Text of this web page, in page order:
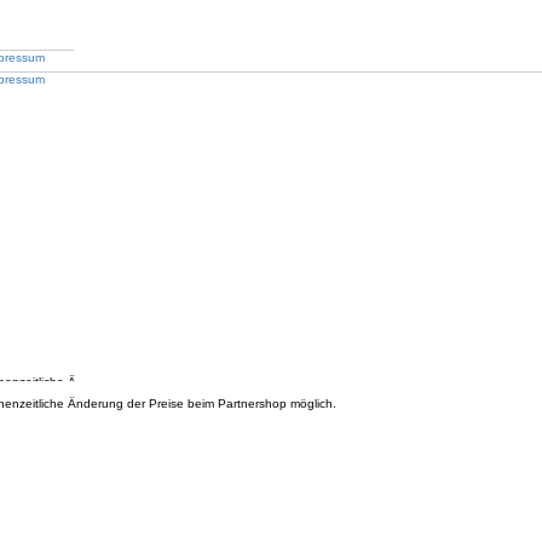
Änderung der Preise beim Partnershop möglich.